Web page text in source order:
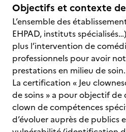
Objectifs et contexte
L’ensemble des
EHPAD, instituts
plus l’intervention de
professionnels pour avoir
prestations en milieu de soin.
La certification « Jeu
de soins » a pour objectif
clown de compétences
d’évoluer auprès de publics